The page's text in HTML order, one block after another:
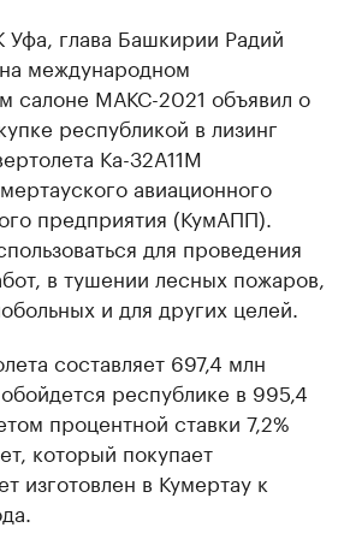
Уфа, глава Башкирии Радий
международном
салоне МАКС-2021 объявил о
республикой в лизинг
Ка-32А11М
авиационного
предприятия (КумАПП).
для проведения
в тушении лесных пожаров,
и для других целей.
составляет 697,4 млн
республике в 995,4
процентной ставки 7,2%
который покупает
изготовлен в Кумертау к